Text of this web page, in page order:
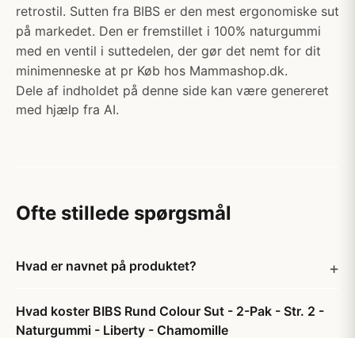
retrostil. Sutten fra BIBS er den mest ergonomiske sut
på markedet. Den er fremstillet i 100% naturgummi
med en ventil i suttedelen, der gør det nemt for dit
minimenneske at pr Køb hos Mammashop.dk.
Dele af indholdet på denne side kan være genereret
med hjælp fra AI.
Ofte stillede spørgsmål
Hvad er navnet på produktet?
Hvad koster BIBS Rund Colour Sut - 2-Pak - Str. 2 -
Naturgummi - Liberty - Chamomille